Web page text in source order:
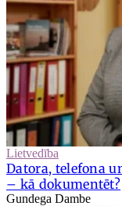
Lietvedība
Datora, telefona
– kā dokumentēt?
Gundega Dambe